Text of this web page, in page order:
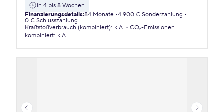
in 4 bis 8 Wochen
Finanzierungsdetails:84 Monate 4.900 € Sonderzahlung
0 € Schlusszahlung
Kraftstoffverbrauch (kombiniert): k.A.
CO₂-Emissionen
kombiniert: k.A.